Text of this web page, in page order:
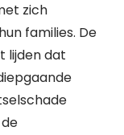
zich
families. De
lijden dat